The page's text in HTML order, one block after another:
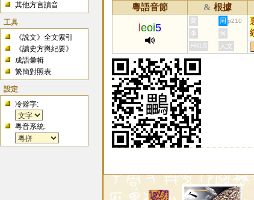
其他方言讀音
工具
《說文》全文索引
《讀史方輿紀要》
成語彙輯
繁簡對照表
設定
冷僻字:
粵音系統:
粵語音節 & 根據
eoi5
黃 周 p210
李
何
HKLS
人文